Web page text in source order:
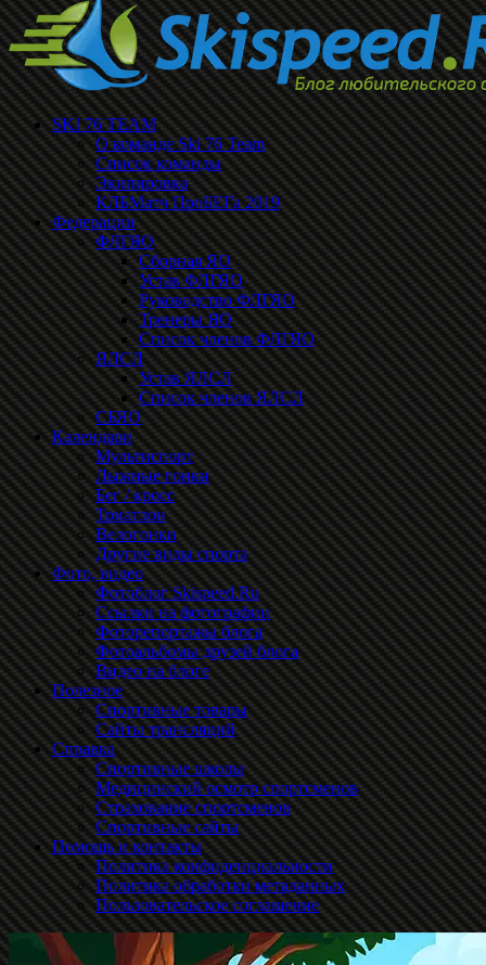
SKI 76 TEAM
О команде Ski 76 Team
Список команды
Экипировка
КЛБМатч ПроБЕГа 2019
Федерации
ФЛГЯО
Сборная ЯО
Устав ФЛГЯО
Руководство ФЛГЯО
Тренеры ЯО
Список членов ФЛГЯО
ЯЛСЛ
Устав ЯЛСЛ
Список членов ЯЛСЛ
СБЯО
Календари
Мультиспорт
Лыжные гонки
Бег / кросс
Триатлон
Велогонки
Другие виды спорта
Фото, видео
Фотоблог Skispeed.Ru
Ссылки на фотографии
Фоторепортажы блога
Фотоальбомы друзей блога
Видео на блоге
Полезное
Спортивные товары
Сайты трансляций
Справка
Спортивные школы
Медицинский осмотр спортсменов
Страхование спортсменов
Спортивные сайты
Помощь и контакты
Политика конфиденциальности
Политика обработки метаданных
Пользовательское соглашение